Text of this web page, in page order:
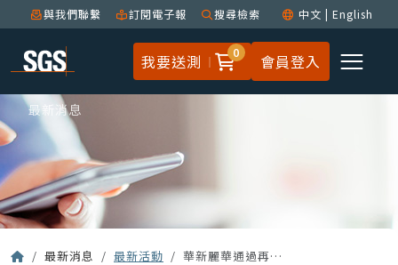
與我們聯繫 訂閱電子報 搜尋檢索 中文 | English
我要送測 0 會員登入
最新消息
最新消息 最新活動 華新麗華通過再生材料含量驗證，達成銅線材綠色製造里程碑